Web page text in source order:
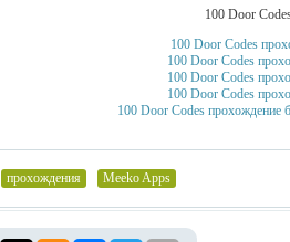
100 Door
100 Door Codes
100 Door Codes
100 Door Codes
100 Door Codes
100 Door Codes прохождение
прохождения Meeko Apps